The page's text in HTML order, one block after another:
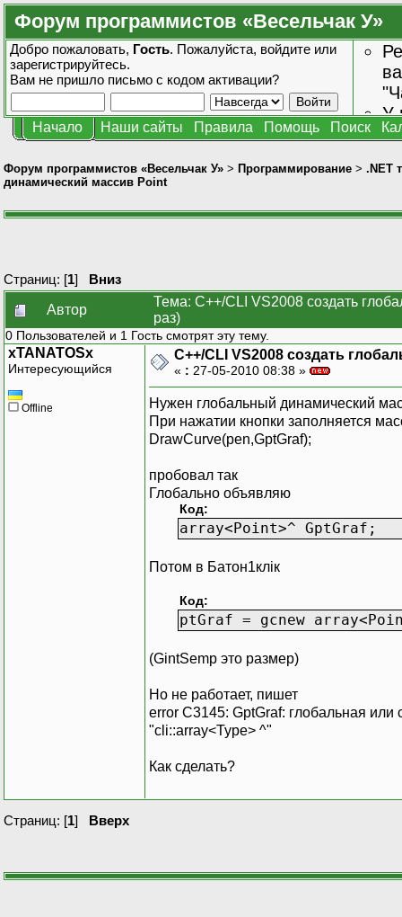
Форум программистов «Весельчак У»
Добро пожаловать, Гость. Пожалуйста, войдите или
зарегистрируйтесь.
Вам не пришло письмо с кодом активации?
У
Начало Наши сайты Правила Помощь Поиск
Форум программистов «Весельчак У» > Программирование > .NET
динамический массив Point
Страниц: [1] Вниз
Автор
Тема: С++/CLI VS2008 создать
раз)
0 Пользователей и 1 Гость смотрят эту тему.
xTANATOSx
Интересующийся
Offline
С++/CLI VS2008 создать
« : 27-05-2010 08:38 »
Нужен глобальный динамический
При нажатии кнопки заполняется
DrawCurve(pen,GptGraf);
пробовал так
Глобально объявляю
Код:
array<Point>^ GptGraf;
Потом в Батон1клік
Код:
ptGraf = gcnew
(GintSemp это размер)
Но не работает, пишет
error C3145: GptGraf: глобальная
"cli::array<Type> ^"
Как сделать?
Страниц: [1] Вверх